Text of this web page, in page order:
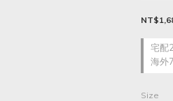
宅配
海外
Size